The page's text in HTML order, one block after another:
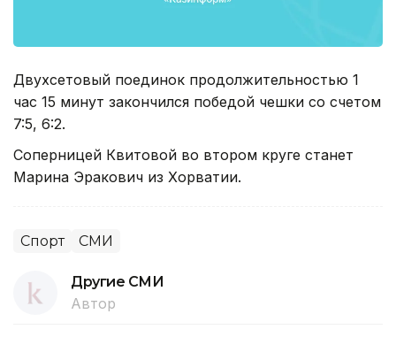
Двухсетовый поединок продолжительностью 1
час 15 минут закончился победой чешки со счетом
7:5, 6:2.
Соперницей Квитовой во втором круге станет
Марина Эракович из Хорватии.
Спорт СМИ
Другие СМИ
Автор